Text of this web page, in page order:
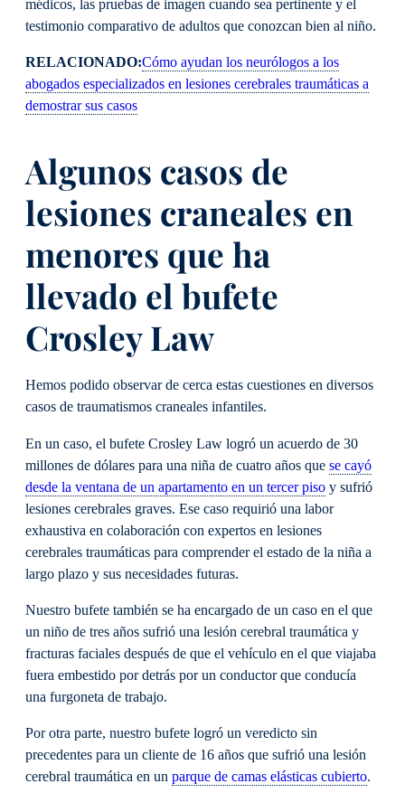
médicos, las pruebas de imagen cuando sea pertinente y el
testimonio comparativo de adultos que conozcan bien al niño.
RELACIONADO:Cómo ayudan los neurólogos a los
abogados especializados en lesiones cerebrales traumáticas a
demostrar sus casos
Algunos casos de
lesiones craneales en
menores que ha
llevado el bufete
Crosley Law
Hemos podido observar de cerca estas cuestiones en diversos
casos de traumatismos craneales infantiles.
En un caso, el bufete Crosley Law logró un acuerdo de 30
millones de dólares para una niña de cuatro años que se cayó
desde la ventana de un apartamento en un tercer piso y sufrió
lesiones cerebrales graves. Ese caso requirió una labor
exhaustiva en colaboración con expertos en lesiones
cerebrales traumáticas para comprender el estado de la niña a
largo plazo y sus necesidades futuras.
Nuestro bufete también se ha encargado de un caso en el que
un niño de tres años sufrió una lesión cerebral traumática y
fracturas faciales después de que el vehículo en el que viajaba
fuera embestido por detrás por un conductor que conducía
una furgoneta de trabajo.
Por otra parte, nuestro bufete logró un veredicto sin
precedentes para un cliente de 16 años que sufrió una lesión
cerebral traumática en un parque de camas elásticas cubierto.